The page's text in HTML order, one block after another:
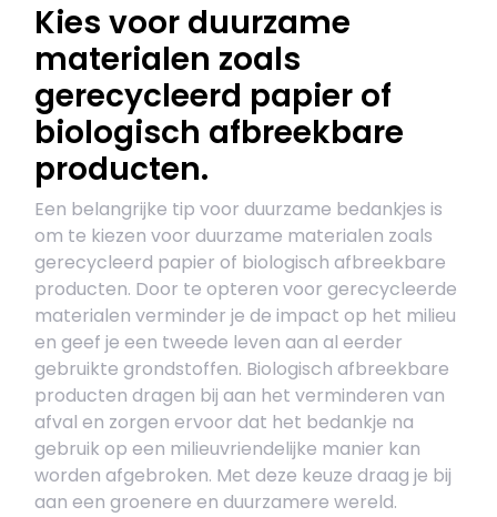
Kies voor duurzame
materialen zoals
gerecycleerd papier of
biologisch afbreekbare
producten.
Een belangrijke tip voor duurzame bedankjes is
om te kiezen voor duurzame materialen zoals
gerecycleerd papier of biologisch afbreekbare
producten. Door te opteren voor gerecycleerde
materialen verminder je de impact op het milieu
en geef je een tweede leven aan al eerder
gebruikte grondstoffen. Biologisch afbreekbare
producten dragen bij aan het verminderen van
afval en zorgen ervoor dat het bedankje na
gebruik op een milieuvriendelijke manier kan
worden afgebroken. Met deze keuze draag je bij
aan een groenere en duurzamere wereld.